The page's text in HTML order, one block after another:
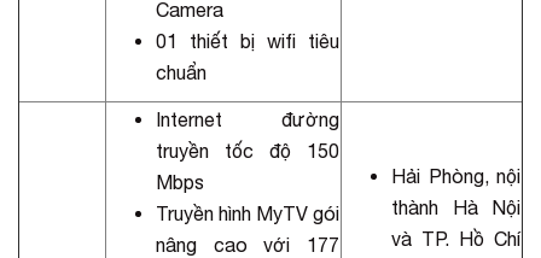
Camera
01 thiết bị wifi tiêu
chuẩn
Internet đường
truyền tốc độ 150
Mbps
Truyền hình MyTV gói
nâng cao với 177
Hải Phòng, nội
thành Hà Nội
và TP. Hồ Chí